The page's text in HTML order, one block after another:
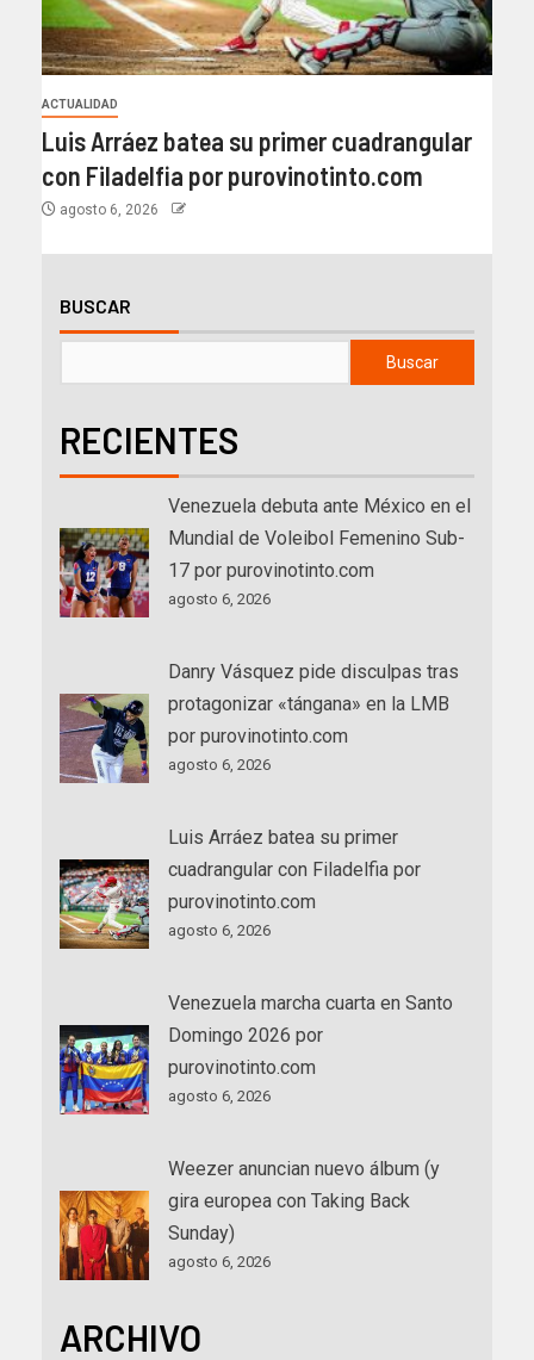
ACTUALIDAD
Luis Arráez batea su primer cuadrangular
con Filadelfia por purovinotinto.com
agosto 6, 2026
BUSCAR
Buscar
RECIENTES
Venezuela debuta ante México en el
Mundial de Voleibol Femenino Sub-
17 por purovinotinto.com
agosto 6, 2026
Danry Vásquez pide disculpas tras
protagonizar «tángana» en la LMB
por purovinotinto.com
agosto 6, 2026
Luis Arráez batea su primer
cuadrangular con Filadelfia por
purovinotinto.com
agosto 6, 2026
Venezuela marcha cuarta en Santo
Domingo 2026 por
purovinotinto.com
agosto 6, 2026
Weezer anuncian nuevo álbum (y
gira europea con Taking Back
Sunday)
agosto 6, 2026
ARCHIVO